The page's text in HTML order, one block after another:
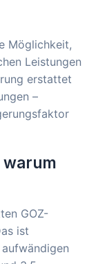
Möglichkeit,
Leistungen
erstattet
–
GOZ-
ist